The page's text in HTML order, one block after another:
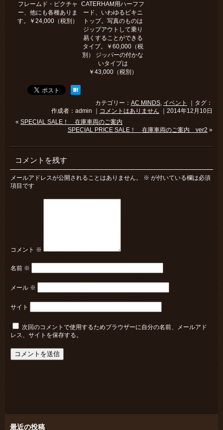
フレームド・ピクチャ
ー、他にも各種ありま
す。￥24,000（税別）
CATERHAM用ハーフフ
ード、いわゆるビキニ
トップ。写真のものは
ジップアウトして乗り
易くすることができる
タイプ。￥60,000（税
別） ジッパーの付かな
いタイプは
￥43,000（税別）
カテゴリー： AC MINDS, イベント
｜タグ：
作成者：admin ｜ コメントはありません ｜2014年12月10日
«SPECIAL SALE！ 在庫車両のご案内
SPECIAL PRICE SALE！ 在庫車両のご案内 ver2 »
コメントを残す
メールアドレスが公開されることはありません。 ※ が付いている欄は必須
項目です
コメント ※
名前 ※
メール ※
サイト
次回のコメントで使用するためブラウザーに自分の名前、メールアド
レス、サイトを保存する。
最近の投稿